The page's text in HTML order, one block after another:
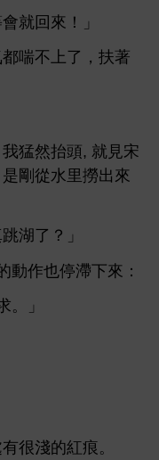
就回
！」
都喘
，扶著
猛然抬
, 就見宋
剛從
里撈
？」
作也 滯
：
。」
很
痕。